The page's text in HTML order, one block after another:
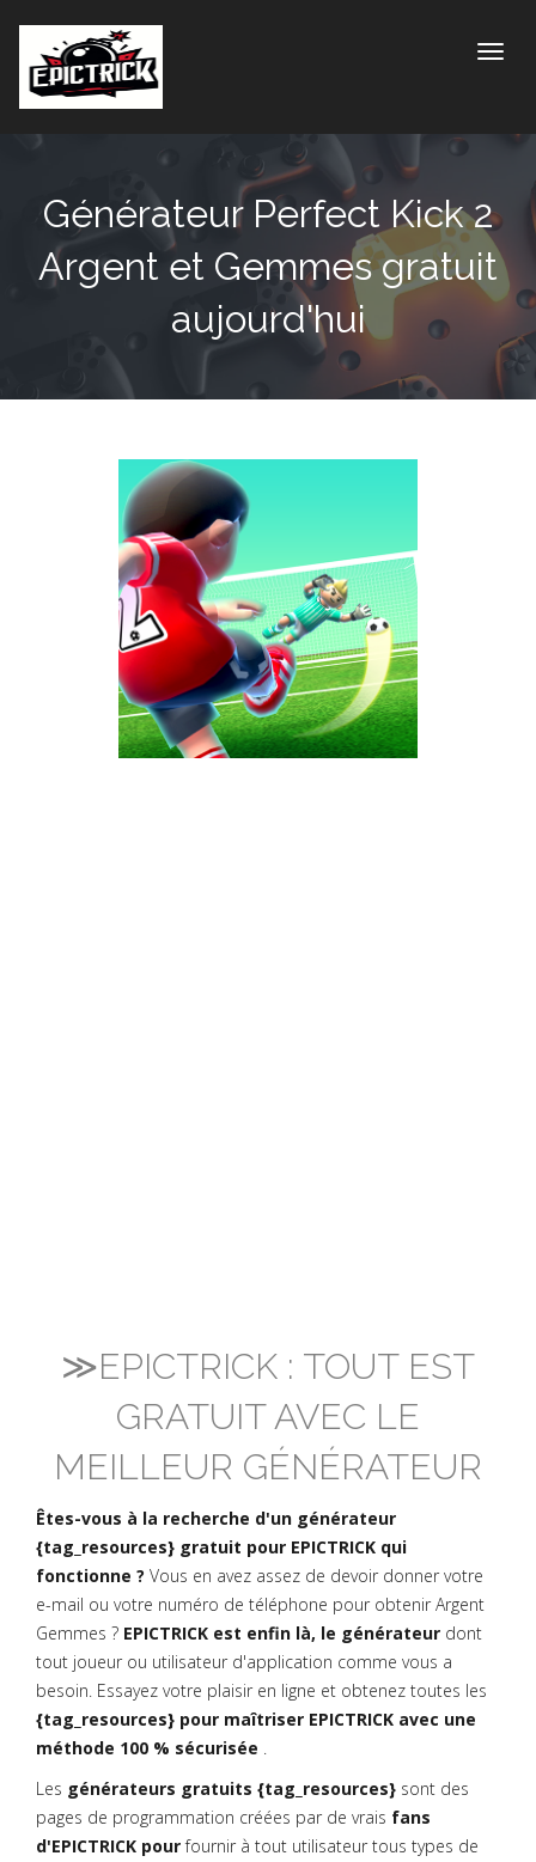
Générateur Perfect Kick 2
Argent et Gemmes gratuit
aujourd'hui
≫EPICTRICK : TOUT EST
GRATUIT AVEC LE
MEILLEUR GÉNÉRATEUR
Êtes-vous à la recherche d'un générateur
{tag_resources} gratuit pour EPICTRICK qui
fonctionne ? Vous en avez assez de devoir donner votre
e-mail ou votre numéro de téléphone pour obtenir Argent
Gemmes ? EPICTRICK est enfin là, le générateur dont
tout joueur ou utilisateur d'application comme vous a
besoin. Essayez votre plaisir en ligne et obtenez toutes les
{tag_resources} pour maîtriser EPICTRICK avec une
méthode 100 % sécurisée .
Les générateurs gratuits {tag_resources} sont des
pages de programmation créées par de vrais fans
d'EPICTRICK pourfournir à tout utilisateur tous types de